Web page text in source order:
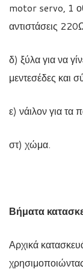
motor servo, 1
αντιστάσεις
δ) ξύλα για να
μεντεσέδες και
ε) νάιλον για τα
στ) χώμα.
Βήματα
Αρχικά